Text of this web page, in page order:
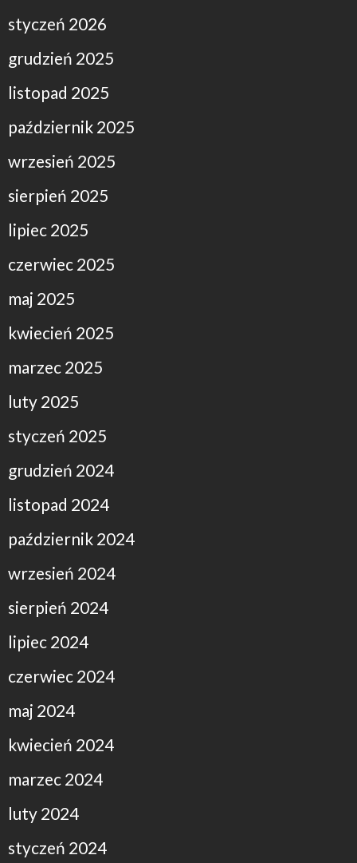
styczeń 2026
grudzień 2025
listopad 2025
październik 2025
wrzesień 2025
sierpień 2025
lipiec 2025
czerwiec 2025
maj 2025
kwiecień 2025
marzec 2025
luty 2025
styczeń 2025
grudzień 2024
listopad 2024
październik 2024
wrzesień 2024
sierpień 2024
lipiec 2024
czerwiec 2024
maj 2024
kwiecień 2024
marzec 2024
luty 2024
styczeń 2024